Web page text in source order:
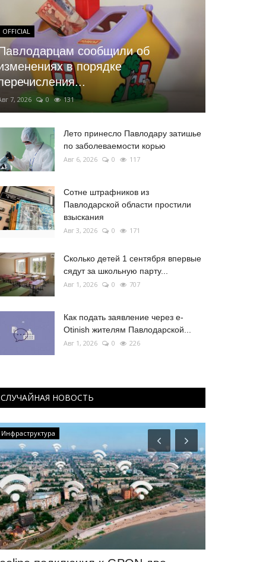
OFFICIAL
сообщили об
в порядке
7, 2026 0 131
Лето принесло Павлодару затишье
по заболеваемости корью
Авг 6, 2026 0 117
Сотне штрафников из
Павлодарской области простили
взыскания
Авг 3, 2026 0 171
Сколько детей 1 сентября впервые
сядут за школьную парту...
Авг 1, 2026 0 707
Как подать заявление через e-
Otinish жителям Павлодарской...
Авг 1, 2026 0 226
СЛУЧАЙНАЯ НОВОСТЬ
Инфраструктура